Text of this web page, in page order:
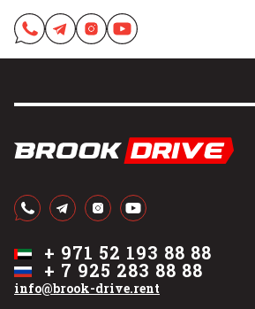
info@brook-drive.rent
+ 7 925 283 88 88
+ 971 52 193 88 88